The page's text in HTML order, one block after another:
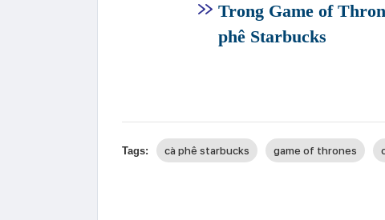
Trong Game of
phê Starbucks
Tags: cà phê starbucks game of thrones